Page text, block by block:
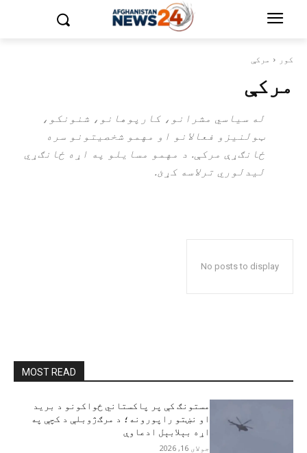
کور مرکې
مرکې
له سیاسي مشرانو، کارپوهانو، شنونکو،
ټولنیزو فعالانو او مهمو شخصیتونو سره
ځانګړې مرکې. د مهمو مسایلو په اړه ځانګړي
لیدلوري ترلاسه کړئ.
No posts to display
MOST READ
مستونګ کې پر پاکستاني ځواکونو د برید
او نښتو راپورونه؛ د مرګ‌ژوبلې د کچې په
اړه بېلابېل ادعاوې
جولای 16, 2026